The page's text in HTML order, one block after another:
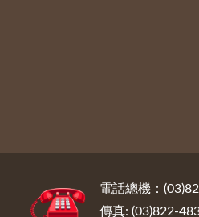
電話總機：
傳真: (03)822-